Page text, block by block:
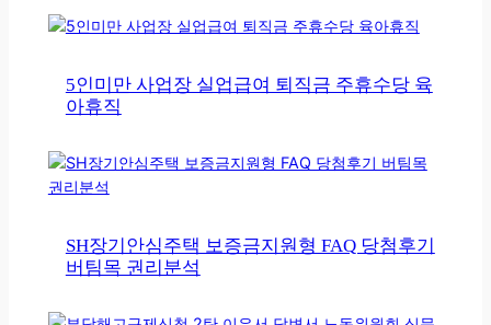
5인미만 사업장 실업급여 퇴직금 주휴수당 육
아휴직
SH장기안심주택 보증금지원형 FAQ 당첨후기
버팀목 권리분석